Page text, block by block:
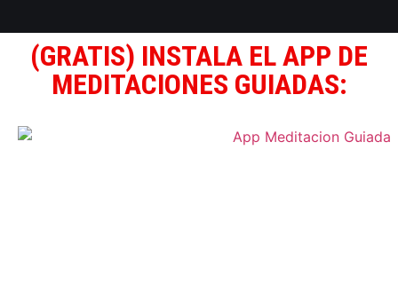
(GRATIS) INSTALA EL APP DE
MEDITACIONES GUIADAS: